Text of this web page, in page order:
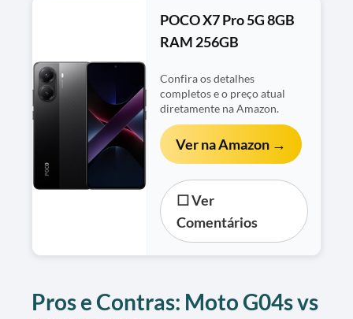
POCO X7 Pro 5G 8GB
RAM 256GB
Confira os detalhes
completos e o preço atual
diretamente na Amazon.
Ver na Amazon →
☐ Ver
Comentários
Pros e Contras: Moto G04s vs